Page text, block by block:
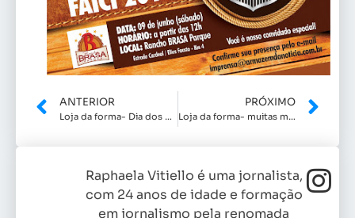
ANTERIOR
Loja da forma- Dia dos namorados
PRÓXIMO
Loja da forma- muitas mais que viagens
Raphaela Vitiello é uma jornalista,
com 24 anos de idade e formação
em jornalismo pela renomada